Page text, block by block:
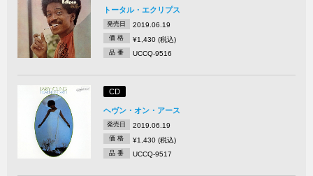
トータル・エクリプス
発売日 2019.06.19
価 格 ¥1,430 (税込)
品 番 UCCQ-9516
CD
ヘヴン・オン・アース
発売日 2019.06.19
価 格 ¥1,430 (税込)
品 番 UCCQ-9517